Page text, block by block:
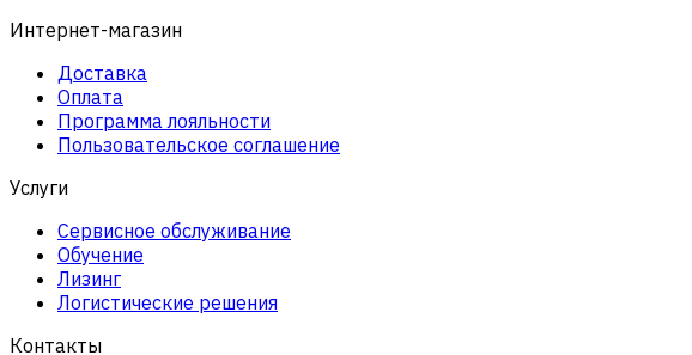
Интернет-магазин
Доставка
Оплата
Программа лояльности
Пользовательское соглашение
Услуги
Сервисное обслуживание
Обучение
Лизинг
Логистические решения
Контакты